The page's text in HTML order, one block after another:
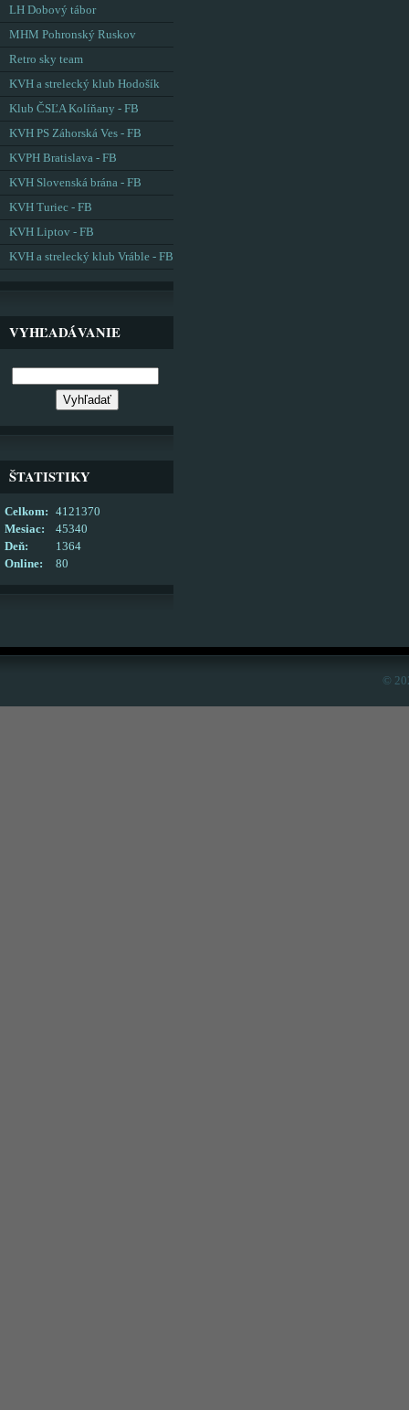
LH Dobový tábor
MHM Pohronský Ruskov
Retro sky team
KVH a strelecký klub Hodošík
Klub ČSĽA Kolíňany - FB
KVH PS Záhorská Ves - FB
KVPH Bratislava - FB
KVH Slovenská brána - FB
KVH Turiec - FB
KVH Liptov - FB
KVH a strelecký klub Vráble - FB
VYHĽADÁVANIE
ŠTATISTIKY
Online: 80
Celkom:
4121370
Mesiac:
45340
Deň:
1364
©